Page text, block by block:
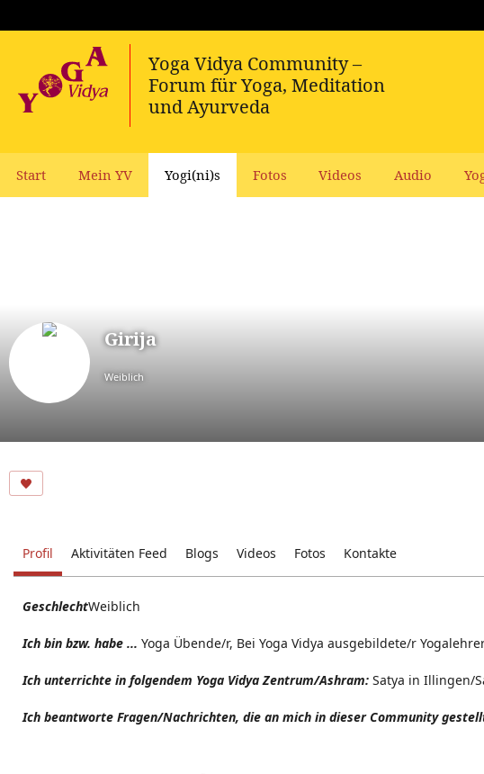
Start Mein YV Yogi(ni)s Fotos Videos Audio
Girija
Weiblich
Profil Aktivitäten Feed Blogs Videos Fotos Kontakte
GeschlechtWeiblich
Ich bin bzw. habe ... Yoga Übende/r, Bei Yoga Vidya ausgebildete/r
Ich unterrichte in folgendem Yoga Vidya Zentrum/Ashram: Satya in Illingen/
Ich beantworte Fragen/Nachrichten, die an mich in dieser Community